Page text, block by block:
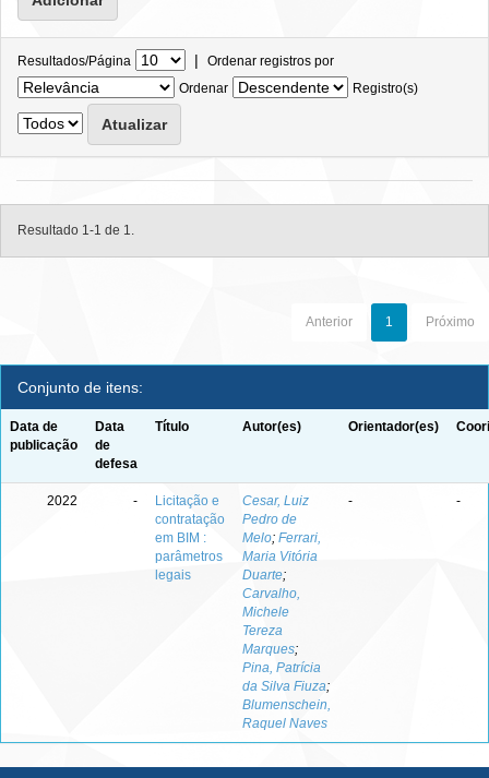
Resultados/Página | Ordenar registros por
Ordenar
Registro(s)
Resultado 1-1 de 1.
Anterior 1 Próximo
Conjunto de itens:
Data de
publicação
Data
de
defesa
Título Autor(es) Orientador(es)
2022 -
Licitação e
contratação
em BIM :
parâmetros
legais
Cesar, Luiz
Pedro de
Melo; Ferrari,
Maria Vitória
Duarte;
Carvalho,
Michele
Tereza
Marques;
Pina, Patrícia
da Silva Fiuza;
Blumenschein,
Raquel Naves
- -